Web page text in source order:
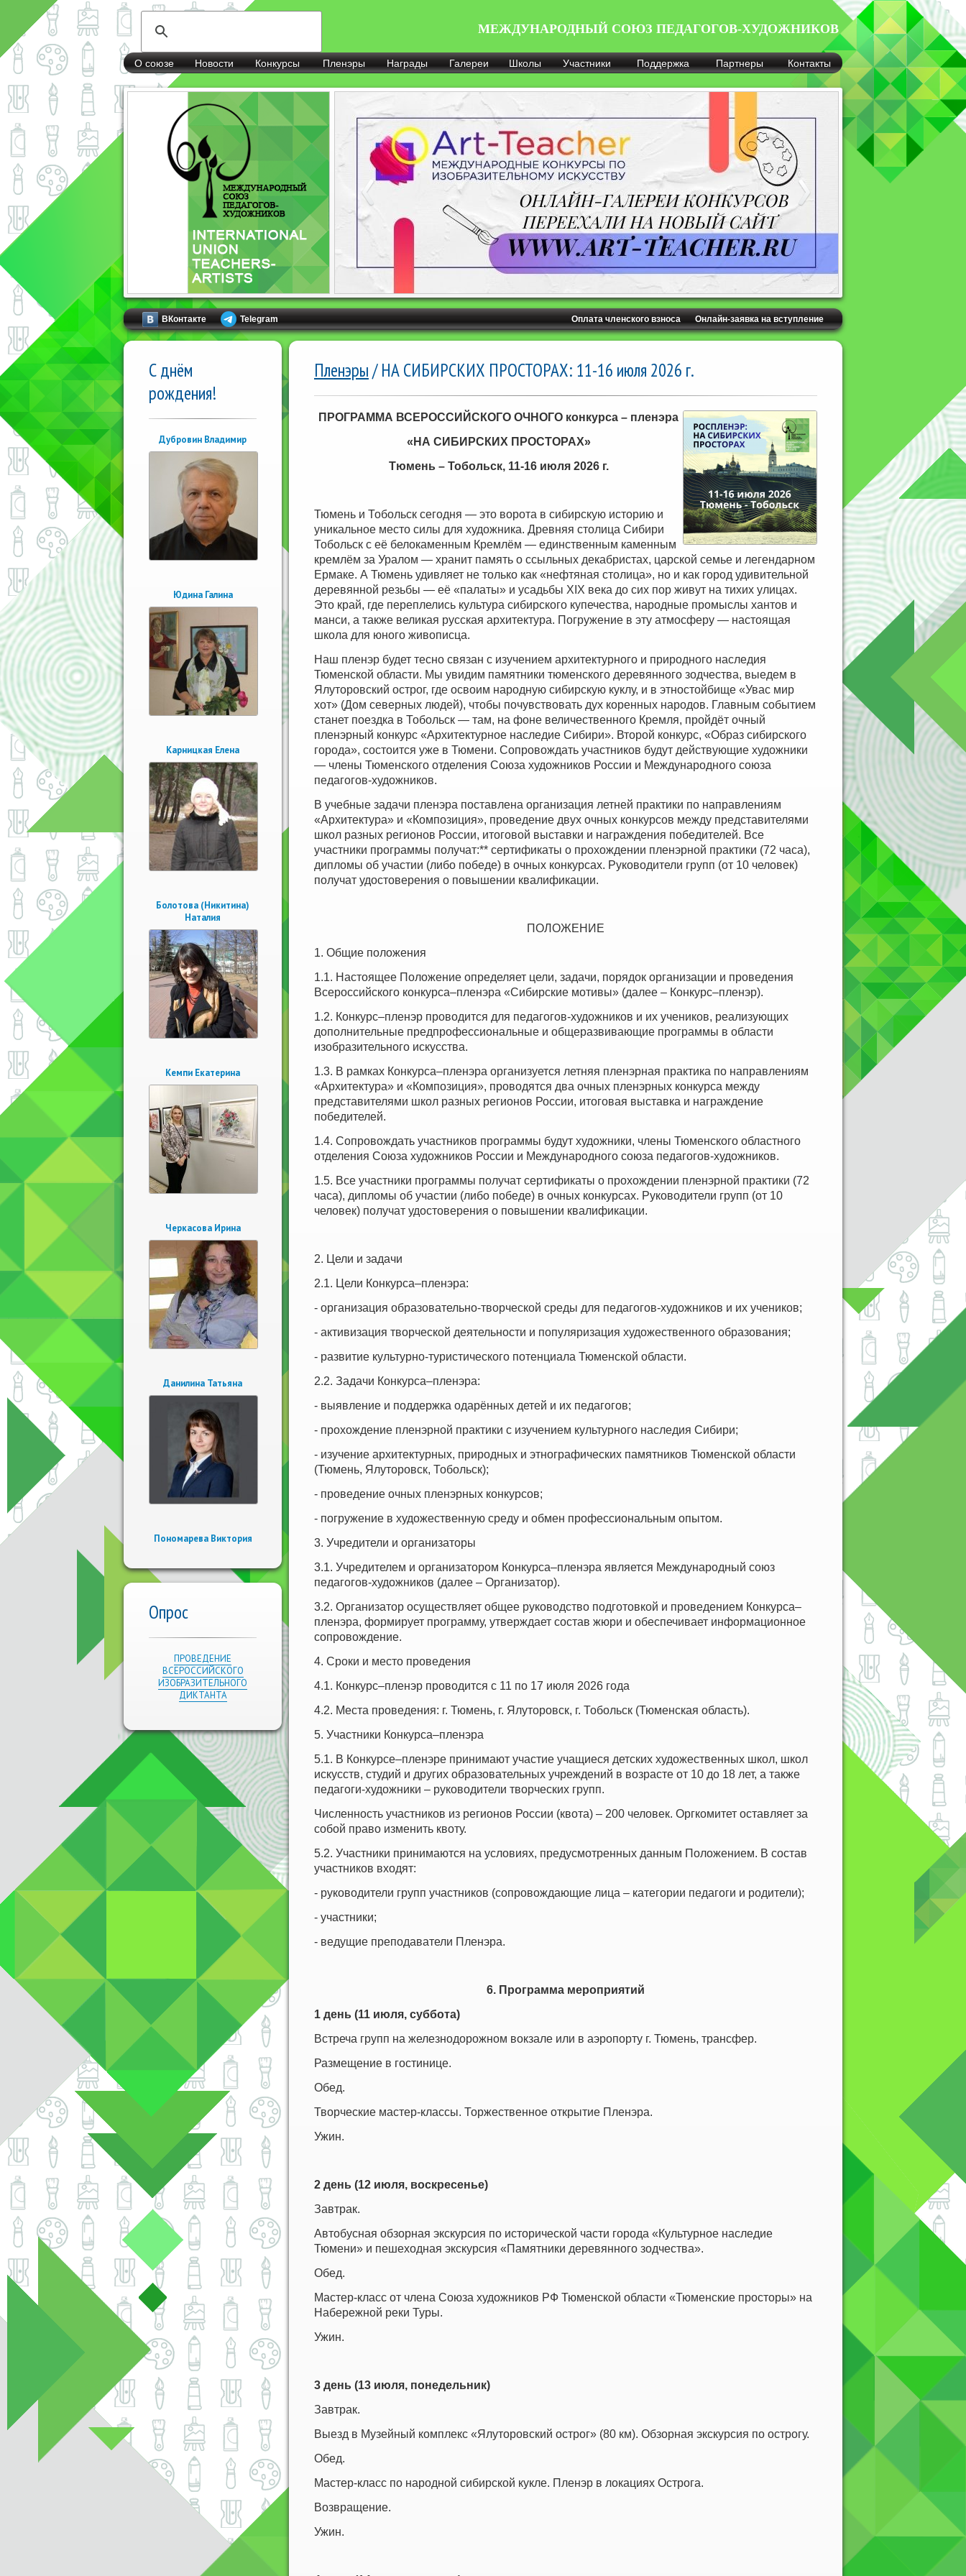
МЕЖДУНАРОДНЫЙ СОЮЗ ПЕДАГОГОВ-ХУДОЖНИКОВ
О союзе Новости Конкурсы Пленэры Награды Галереи Школы Участники Поддержка Партнеры Контакты
ВКонтакте Telegram Онлайн-заявка на вступление
Оплата членского взноса
С днём
рождения!
Дубровин Владимир
Юдина Галина
Карницкая Елена
Болотова (Никитина)
Наталия
Кемпи Екатерина
Черкасова Ирина
Данилина Татьяна
Пономарева Виктория
Опрос
ПРОВЕДЕНИЕ
ВСЕРОССИЙСКОГО
ИЗОБРАЗИТЕЛЬНОГО
ДИКТАНТА
Пленэры/ НА СИБИРСКИХ ПРОСТОРАХ: 11-16 июля 2026 г.
ПРОГРАММА ВСЕРОССИЙСКОГО ОЧНОГО конкурса – пленэра
«НА СИБИРСКИХ ПРОСТОРАХ»
Тюмень – Тобольск, 11-16 июля 2026 г.
Тюмень и Тобольск сегодня — это ворота в сибирскую историю и
уникальное место силы для художника. Древняя столица Сибири
Тобольск с её белокаменным Кремлём — единственным каменным
кремлём за Уралом — хранит память о ссыльных декабристах, царской семье и легендарном
Ермаке. А Тюмень удивляет не только как «нефтяная столица», но и как город удивительной
деревянной резьбы — её «палаты» и усадьбы XIX века до сих пор живут на тихих улицах.
Это край, где переплелись культура сибирского купечества, народные промыслы хантов и
манси, а также великая русская архитектура. Погружение в эту атмосферу — настоящая
школа для юного живописца.
Наш пленэр будет тесно связан с изучением архитектурного и природного наследия
Тюменской области. Мы увидим памятники тюменского деревянного зодчества, выедем в
Ялуторовский острог, где освоим народную сибирскую куклу, и в этностойбище «Увас мир
хот» (Дом северных людей), чтобы почувствовать дух коренных народов. Главным событием
станет поездка в Тобольск — там, на фоне величественного Кремля, пройдёт очный
пленэрный конкурс «Архитектурное наследие Сибири». Второй конкурс, «Образ сибирского
города», состоится уже в Тюмени. Сопровождать участников будут действующие художники
— члены Тюменского отделения Союза художников России и Международного союза
педагогов-художников.
В учебные задачи пленэра поставлена организация летней практики по направлениям
«Архитектура» и «Композиция», проведение двух очных конкурсов между представителями
школ разных регионов России, итоговой выставки и награждения победителей. Все
участники программы получат:** сертификаты о прохождении пленэрной практики (72 часа),
дипломы об участии (либо победе) в очных конкурсах. Руководители групп (от 10 человек)
получат удостоверения о повышении квалификации.
ПОЛОЖЕНИЕ
1. Общие положения
1.1. Настоящее Положение определяет цели, задачи, порядок организации и проведения
Всероссийского конкурса–пленэра «Сибирские мотивы» (далее – Конкурс–пленэр).
1.2. Конкурс–пленэр проводится для педагогов-художников и их учеников, реализующих
дополнительные предпрофессиональные и общеразвивающие программы в области
изобразительного искусства.
1.3. В рамках Конкурса–пленэра организуется летняя пленэрная практика по направлениям
«Архитектура» и «Композиция», проводятся два очных пленэрных конкурса между
представителями школ разных регионов России, итоговая выставка и награждение
победителей.
1.4. Сопровождать участников программы будут художники, члены Тюменского областного
отделения Союза художников России и Международного союза педагогов-художников.
1.5. Все участники программы получат сертификаты о прохождении пленэрной практики (72
часа), дипломы об участии (либо победе) в очных конкурсах. Руководители групп (от 10
человек) получат удостоверения о повышении квалификации.
2. Цели и задачи
2.1. Цели Конкурса–пленэра:
- организация образовательно-творческой среды для педагогов-художников и их учеников;
- активизация творческой деятельности и популяризация художественного образования;
- развитие культурно-туристического потенциала Тюменской области.
2.2. Задачи Конкурса–пленэра:
- выявление и поддержка одарённых детей и их педагогов;
- прохождение пленэрной практики с изучением культурного наследия Сибири;
- изучение архитектурных, природных и этнографических памятников Тюменской области
(Тюмень, Ялуторовск, Тобольск);
- проведение очных пленэрных конкурсов;
- погружение в художественную среду и обмен профессиональным опытом.
3. Учредители и организаторы
3.1. Учредителем и организатором Конкурса–пленэра является Международный союз
педагогов-художников (далее – Организатор).
3.2. Организатор осуществляет общее руководство подготовкой и проведением Конкурса–
пленэра, формирует программу, утверждает состав жюри и обеспечивает информационное
сопровождение.
4. Сроки и место проведения
4.1. Конкурс–пленэр проводится с 11 по 17 июля 2026 года
4.2. Места проведения: г. Тюмень, г. Ялуторовск, г. Тобольск (Тюменская область).
5. Участники Конкурса–пленэра
5.1. В Конкурсе–пленэре принимают участие учащиеся детских художественных школ, школ
искусств, студий и других образовательных учреждений в возрасте от 10 до 18 лет, а также
педагоги-художники – руководители творческих групп.
Численность участников из регионов России (квота) – 200 человек. Оргкомитет оставляет за
собой право изменить квоту.
5.2. Участники принимаются на условиях, предусмотренных данным Положением. В состав
участников входят:
- руководители групп участников (сопровождающие лица – категории педагоги и родители);
- участники;
- ведущие преподаватели Пленэра.
6. Программа мероприятий
1 день (11 июля, суббота)
Встреча групп на железнодорожном вокзале или в аэропорту г. Тюмень, трансфер.
Размещение в гостинице.
Обед.
Творческие мастер-классы. Торжественное открытие Пленэра.
Ужин.
2 день (12 июля, воскресенье)
Завтрак.
Автобусная обзорная экскурсия по исторической части города «Культурное наследие
Тюмени» и пешеходная экскурсия «Памятники деревянного зодчества».
Обед.
Мастер-класс от члена Союза художников РФ Тюменской области «Тюменские просторы» на
Набережной реки Туры.
Ужин.
3 день (13 июля, понедельник)
Завтрак.
Выезд в Музейный комплекс «Ялуторовский острог» (80 км). Обзорная экскурсия по острогу.
Обед.
Мастер-класс по народной сибирской кукле. Пленэр в локациях Острога.
Возвращение.
Ужин.